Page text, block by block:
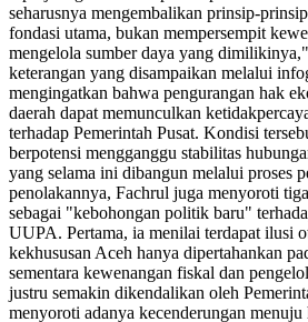
seharusnya mengembalikan prinsip-
fondasi utama, bukan mempersempit
mengelola sumber daya yang
keterangan yang disampaikan melalui
mengingatkan bahwa pengurangan hak
daerah dapat memunculkan
terhadap Pemerintah Pusat. Kondisi
berpotensi mengganggu stabilitas
yang selama ini dibangun melalui proses
penolakannya, Fachrul juga menyoroti
sebagai "kebohongan politik baru"
UUPA. Pertama, ia menilai terdapat ilusi
kekhususan Aceh hanya dipertahankan
sementara kewenangan fiskal dan
justru semakin dikendalikan oleh
menyoroti adanya kecenderungan